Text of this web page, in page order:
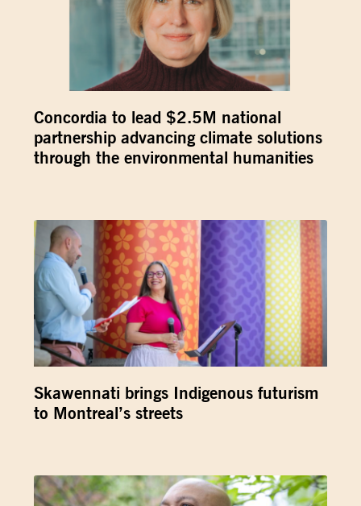
Concordia to lead $2.5M national
partnership advancing climate solutions
through the environmental humanities
Skawennati brings Indigenous futurism
to Montreal’s streets